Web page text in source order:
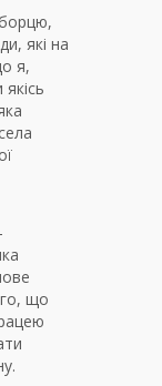
які на
я,
що